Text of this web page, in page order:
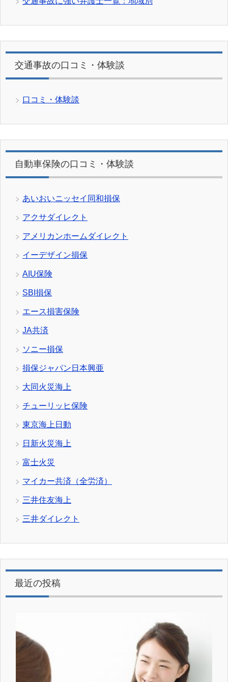
交通事故の口コミ・体験談
口コミ・体験談
自動車保険の口コミ・体験談
あいおいニッセイ同和損保
アクサダイレクト
アメリカンホームダイレクト
イーデザイン損保
AIU保険
SBI損保
エース損害保険
JA共済
ソニー損保
損保ジャパン日本興亜
大同火災海上
チューリッヒ保険
東京海上日動
日新火災海上
富士火災
マイカー共済（全労済）
三井住友海上
三井ダイレクト
最近の投稿